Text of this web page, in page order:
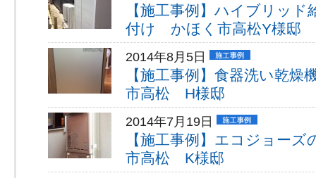
【施工事例】ハイブリッ
付け かほく市高松Y様邸
2014年8月5日
【施工事例】食器洗い乾
市高松 H様邸
2014年7月19日
【施工事例】エコジョー
市高松 K様邸